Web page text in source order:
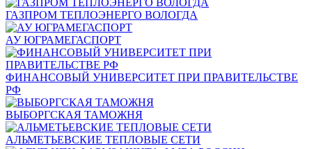
ГАЗПРОМ ТЕПЛОЭНЕРГО ВОЛОГДА
АУ ЮГРАМЕГАСПОРТ
ФИНАНСОВЫЙ УНИВЕРСИТЕТ ПРИ ПРАВИТЕЛЬСТВЕ
РФ
ВЫБОРГСКАЯ ТАМОЖНЯ
АЛЬМЕТЬЕВСКИЕ ТЕПЛОВЫЕ СЕТИ